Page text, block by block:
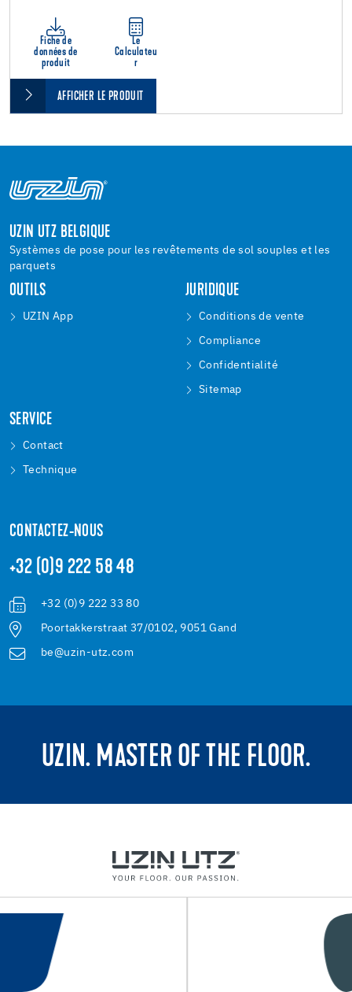
Fiche de
données de
produit
Le
Calculateu
r
AFFICHER LE PRODUIT
UZIN UTZ BELGIQUE
Systèmes de pose pour les revêtements de sol souples et les
parquets
OUTILS
UZIN App
JURIDIQUE
Conditions de vente
Compliance
Confidentialité
Sitemap
SERVICE
Contact
Technique
CONTACTEZ-NOUS
+32 (0)9 222 58 48
+32 (0)9 222 33 80
Poortakkerstraat 37/0102, 9051 Gand
be@uzin-utz.com
UZIN. MASTER OF THE FLOOR.